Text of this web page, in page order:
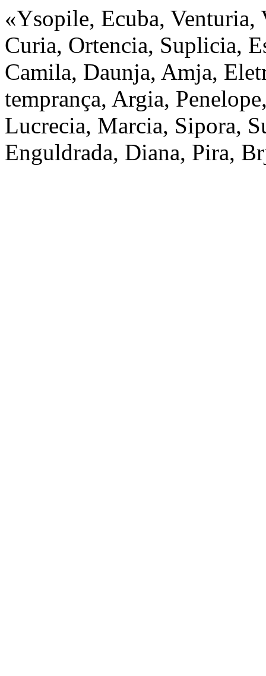
«Ysopile, Ecuba,
Curia, Ortencia, Suplicia,
Camila, Daunja, Amja,
temprança, Argia,
Lucrecia, Marcia, Sipora,
Enguldrada, Diana, Pira,